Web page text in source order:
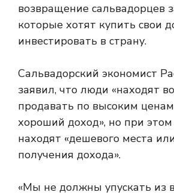
возвращение сальвадорцев
которые хотят купить свои
инвестировать в страну.
Сальвадорский экономист
заявил, что люди «находят
продавать по высоким
хороший доход», но при
находят «дешевого места
получения дохода».
«Мы не должны упускать из